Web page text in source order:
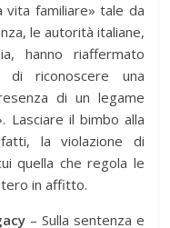
familiare» tale da
le autorità italiane,
hanno riaffermato
di riconoscere una
di un legame
Lasciare il bimbo alla
la violazione di
quella che regola le
in affitto.
– Sulla sentenza e